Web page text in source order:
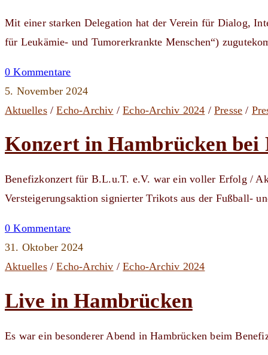
Mit einer starken Delegation hat der Verein für Dialog,
für Leukämie- und Tumorerkrankte Menschen“)
0 Kommentare
5. November 2024
Aktuelles/Echo-Archiv /Echo-Archiv 2024 /Presse /
Konzert in Hambrücken bei
Benefizkonzert für B.L.u.T. e.V. war ein voller Erfolg /
Versteigerungsaktion signierter Trikots aus der Fußball-
0 Kommentare
31. Oktober 2024
Aktuelles/Echo-Archiv /Echo-Archiv 2024
Live in Hambrücken
Es war ein besonderer Abend in Hambrücken beim